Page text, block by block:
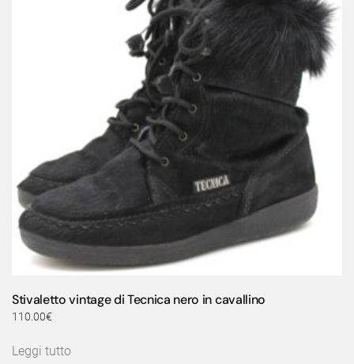
Stivaletto vintage di Tecnica nero in cavallino
110.00€
Leggi tutto